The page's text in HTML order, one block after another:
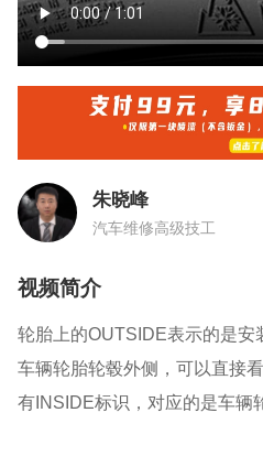
朱晓峰
汽车维修高级技工
视频简介
轮胎上的OUTSIDE表示的是安
车辆轮胎轮毂外侧，可以直接
有INSIDE标识，对应的是车辆